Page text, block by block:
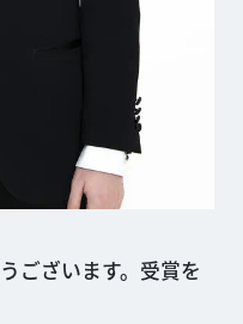
ございます。受賞を